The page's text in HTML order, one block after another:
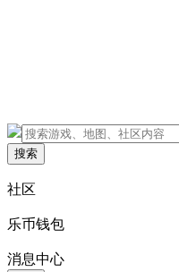
搜索
社区
乐币钱包
消息中心